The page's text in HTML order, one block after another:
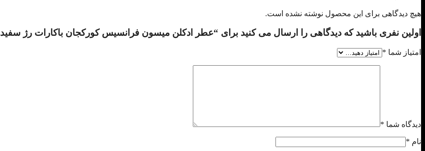
هیچ دیدگاهی برای این محصول نوشته نشده است.
اولین نفری باشید که دیدگاهی را ارسال می کنید برای “عطر ادکلن میسون فرانسیس کورکجان باکارات رژ سفید Maison Francis Kurkdjian Baccarat Rouge 540”
امتیاز شما *
دیدگاه شما *
نام *